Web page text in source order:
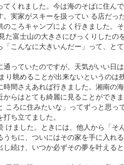
くれました。今は海のそばに住ん
実家がスキーを扱ってい る店だっ
ころキャンプによく行きました。
た富士山の大きさにびっくりしたの
「こんなに大きいんだー」って、と
っていたのですが、天気がいい日
り眺めることが出来ないというのは
間さえあれば行きました。湘南の
らはとても綺麗に見ることができ
ころに住みたいな」ってずっと思っ
ち立てました。
けました。ときには、他人から「そ
うちに、ついにはその家を手に入れ
し続け、いつか必ずその夢を叶える